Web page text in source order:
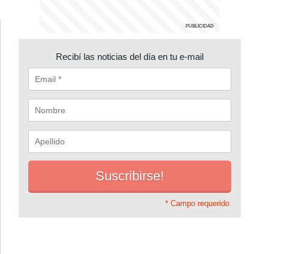
Recibí las noticias del día en tu e-mail
* Campo requerido